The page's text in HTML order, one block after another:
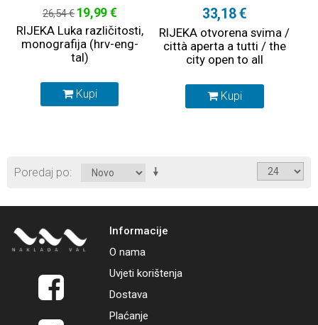
26,54 € 19,99 €
RIJEKA Luka različitosti,
monografija (hrv-eng-
tal)
Kupi
33,18 €
RIJEKA otvorena svima /
città aperta a tutti / the
city open to all
Kupi
Poredaj po
Informacije
O nama
Uvjeti korištenja
Dostava
Plaćanje